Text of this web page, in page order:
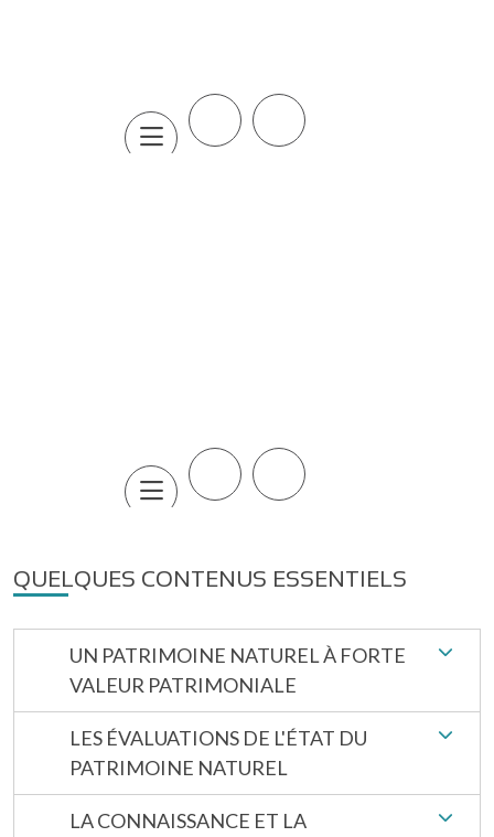
QUELQUES CONTENUS ESSENTIELS
UN PATRIMOINE NATUREL À FORTE
VALEUR PATRIMONIALE
LES ÉVALUATIONS DE L'ÉTAT DU
PATRIMOINE NATUREL
LA CONNAISSANCE ET LA